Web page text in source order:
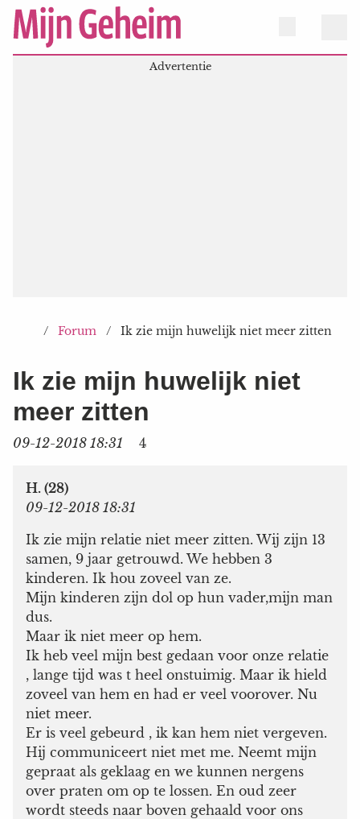
Forum Ik zie mijn huwelijk niet meer zitten
Ik zie mijn huwelijk niet
meer zitten
09-12-2018 18:31 4
H. (28)
09-12-2018 18:31
Ik zie mijn relatie niet meer zitten. Wij zijn 13
samen, 9 jaar getrouwd. We hebben 3
kinderen. Ik hou zoveel van ze.
Mijn kinderen zijn dol op hun vader,mijn man
dus.
Maar ik niet meer op hem.
Ik heb veel mijn best gedaan voor onze relatie
, lange tijd was t heel onstuimig. Maar ik hield
zoveel van hem en had er veel voorover. Nu
niet meer.
Er is veel gebeurd , ik kan hem niet vergeven.
Hij communiceert niet met me. Neemt mijn
gepraat als geklaag en we kunnen nergens
over praten om op te lossen. En oud zeer
wordt steeds naar boven gehaald voor ons